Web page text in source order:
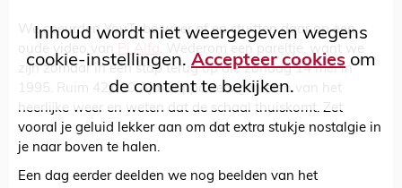
Inhoud wordt niet weergegeven wegens
cookie-instellingen. Accepteer cookies om
de content te bekijken.
We speurden YouTube weer af en stuitten daar op een
oude video van
Pi Alfa . Wederom een pareltje, want we
zijn zomaar in één stap terug op die zondag 14 mei in
1995. Ruim 42.000 Ajaxsupporters genieten van het
heerlijke weer en weten dat de schaal thuiskomt. Zet
vooral je geluid lekker aan om dat extra stukje nostalgie in
je naar boven te halen.
Een dag eerder deelden we nog beelden van het